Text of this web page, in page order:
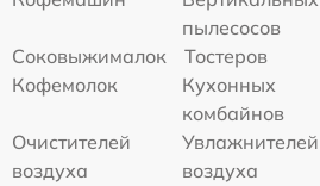
пылесосов
Соковыжималок
Тостеров
Кофемолок
Кухонных
комбайнов
Очистителей
воздуха
Увлажнителей
воздуха